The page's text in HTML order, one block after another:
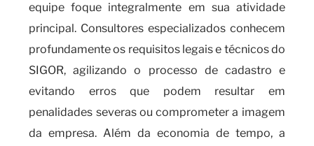
equipe foque integralmente em sua atividade
principal. Consultores especializados conhecem
profundamente os requisitos legais e técnicos do
SIGOR, agilizando o processo de cadastro e
evitando erros que podem resultar em
penalidades severas ou comprometer a imagem
da empresa. Além da economia de tempo, a